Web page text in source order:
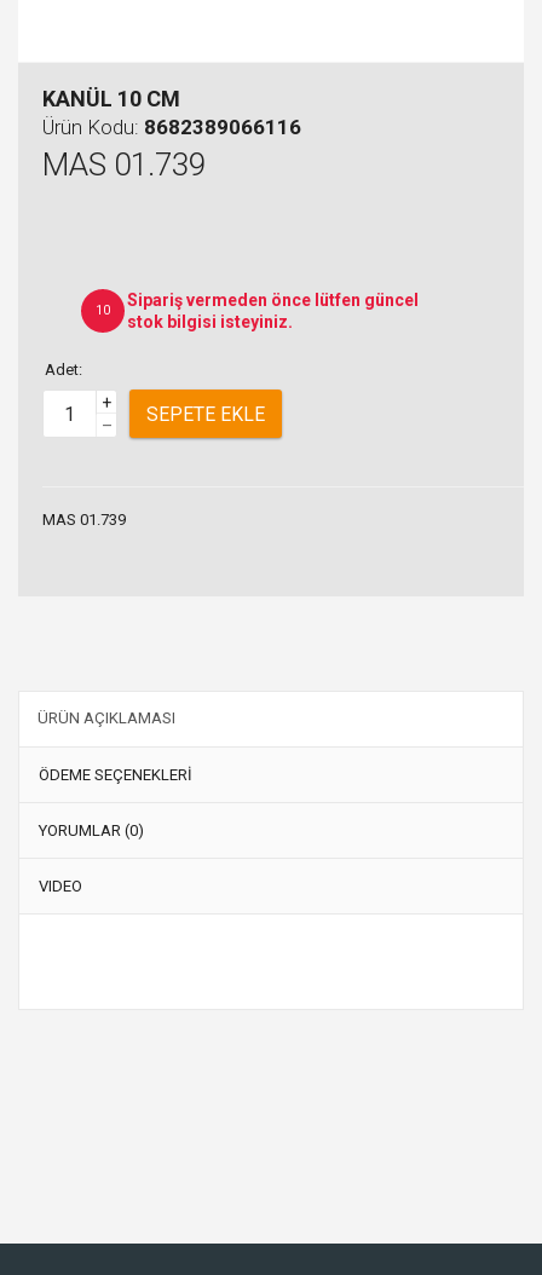
KANÜL 10 CM
Ürün Kodu: 8682389066116
MAS 01.739
10
Sipariş vermeden önce lütfen güncel
stok bilgisi isteyiniz.
Adet:
+
–
SEPETE EKLE
MAS 01.739
ÜRÜN AÇIKLAMASI
ÖDEME SEÇENEKLERİ
YORUMLAR (0)
VIDEO